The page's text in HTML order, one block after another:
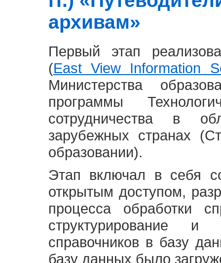
архивам»
Первый этап
(East View Information
Министерства
программы
сотрудничества в
зарубежных странах
образовании).
Этап включал в себя
открытым доступом,
процесса обработки
структурирование и
справочников в базу
базу данных было